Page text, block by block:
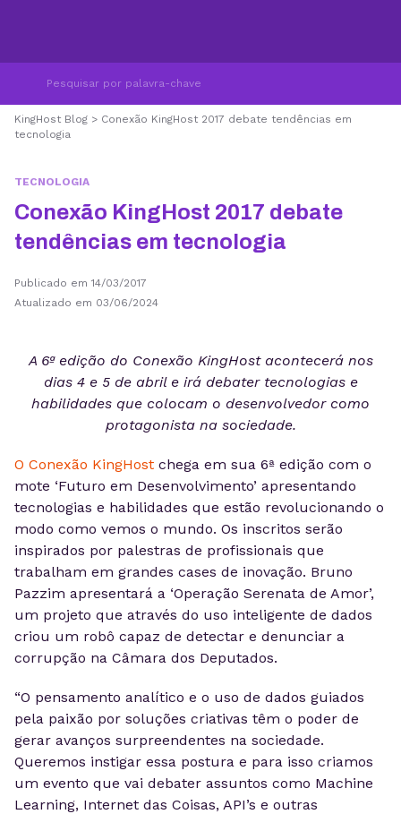
KingHost Blog > Conexão KingHost 2017 debate tendências em
tecnologia
TECNOLOGIA
Conexão KingHost 2017 debate
tendências em tecnologia
Publicado em 14/03/2017
Atualizado em 03/06/2024
A 6ª edição do Conexão KingHost acontecerá nos
dias 4 e 5 de abril e irá debater tecnologias e
habilidades que colocam o desenvolvedor como
protagonista na sociedade.
O Conexão KingHost chega em sua 6ª edição com o
mote ‘Futuro em Desenvolvimento’ apresentando
tecnologias e habilidades que estão revolucionando o
modo como vemos o mundo. Os inscritos serão
inspirados por palestras de profissionais que
trabalham em grandes cases de inovação. Bruno
Pazzim apresentará a ‘Operação Serenata de Amor’,
um projeto que através do uso inteligente de dados
criou um robô capaz de detectar e denunciar a
corrupção na Câmara dos Deputados.
“O pensamento analítico e o uso de dados guiados
pela paixão por soluções criativas têm o poder de
gerar avanços surpreendentes na sociedade.
Queremos instigar essa postura e para isso criamos
um evento que vai debater assuntos como Machine
Learning, Internet das Coisas, API’s e outras